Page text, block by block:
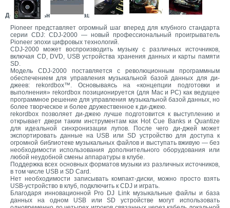
Дополнительная информация:
Pioneer представляет огромный шаг вперед для клубного стандарта
серии CDJ: CDJ-2000 — новый профессиональный проигрыватель
Pioneer эпохи цифровых технологий.
CDJ-2000 может воспроизводить музыку с различных источников,
включая CD, DVD, USB устройства хранения данных и карты памяти
SD.
Модель CDJ-2000 поставляется с революционным программным
обеспечением для управления музыкальной базой данных для ди-
джеев: rekordbox™. Основываясь на «концепции подготовки и
выполнения» rekordbox позиционируется (для Mac и PC) как ведущее
программное решение для управления музыкальной базой данных, но
более творческое и более дружественное к ди-джею.
rekordbox позволяет ди-джею лучше подготовится к выступлению и
открывает двери таким инструментам как Hot Cue Banks и Quantize
для идеальной синхронизации лупов. После чего ди-джей может
экспортировать данные на USB или SD устройство для доступа к
огромной библиотеке музыкальных файлов и выступать вживую — без
необходимости использования дополнительного оборудования или
любой неудобной смены аппаратуры в клубе.
Поддержка всех основных форматов музыки из различных источников,
в том числе USB и SD Card.
Нет необходимости записывать компакт-диски, можно просто взять
USB-устройство в клуб, подключить к CDJ и играть.
Благодаря инновационной Pro DJ Link музыкальные файлы и база
данных на одном USB или SD устройстве могут использовать